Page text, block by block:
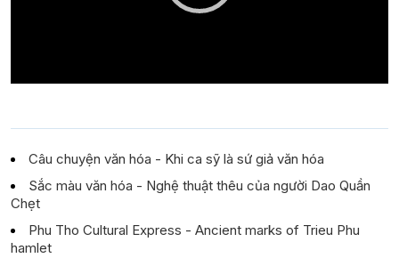
Câu chuyện văn hóa - Khi ca sỹ là sứ giả văn hóa
Sắc màu văn hóa - Nghệ thuật thêu của người Dao Quần
Chẹt
Phu Tho Cultural Express - Ancient marks of Trieu Phu
hamlet